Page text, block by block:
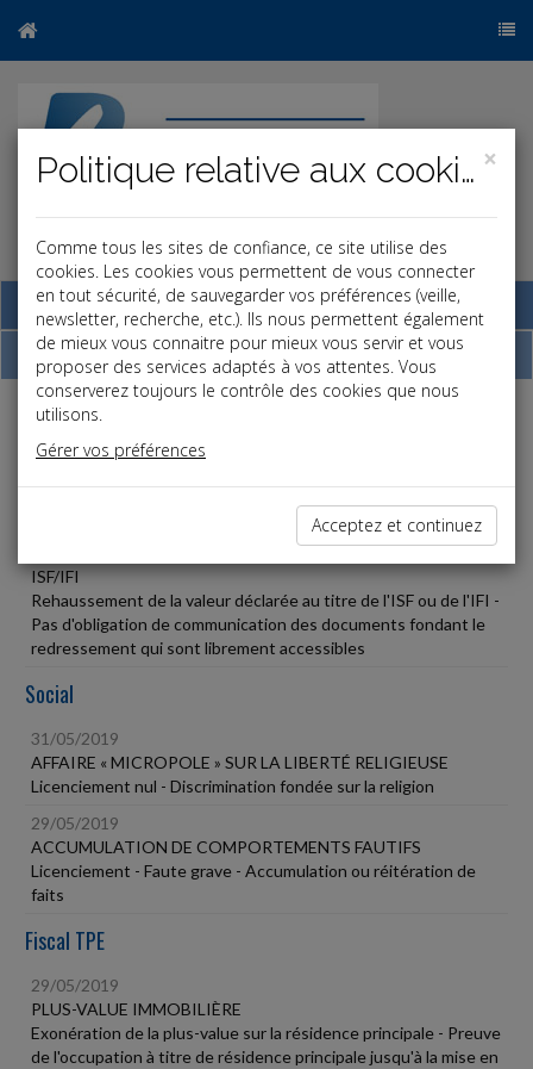
r
Base documentaire
Dépêches
Liste des dernières dépêches
ISF/IFI
Rehaussement de la valeur déclarée au titre de l'ISF ou de l'IFI -
Pas d'obligation de communication des documents fondant le
redressement qui sont librement accessibles
Social
31/05/2019
AFFAIRE « MICROPOLE » SUR LA LIBERTÉ RELIGIEUSE
Licenciement nul - Discrimination fondée sur la religion
29/05/2019
ACCUMULATION DE COMPORTEMENTS FAUTIFS
Licenciement - Faute grave - Accumulation ou réitération de
faits
Fiscal TPE
29/05/2019
PLUS-VALUE IMMOBILIÈRE
Exonération de la plus-value sur la résidence principale - Preuve
de l'occupation à titre de résidence principale jusqu'à la mise en
×
Politique relative aux cookies
Comme tous les sites de confiance, ce site utilise des
cookies. Les cookies vous permettent de vous connecter
en tout sécurité, de sauvegarder vos préférences (veille,
newsletter, recherche, etc.). Ils nous permettent également
de mieux vous connaitre pour mieux vous servir et vous
proposer des services adaptés à vos attentes. Vous
conserverez toujours le contrôle des cookies que nous
utilisons.
Gérer vos préférences
Acceptez et continuez